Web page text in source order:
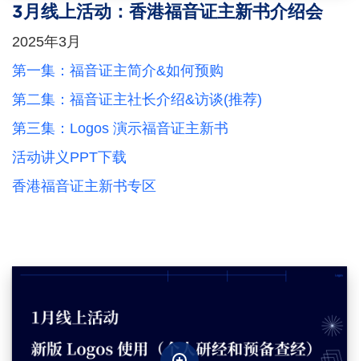
3月线上活动：香港福音证主新书介绍会
2025年3月
第一集：福音证主简介&如何预购
第二集：福音证主社长介绍&访谈(推荐)
第三集：Logos 演示福音证主新书
活动讲义PPT下载
香港福音证主新书专区